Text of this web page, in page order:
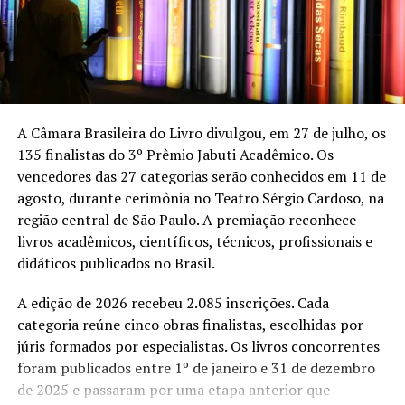
Essa participação é parte da essência do mamulengo. O
boneco não se limita a repetir um roteiro fechado. Ele
conversa, provoca, canta, responde e transforma cada
reação da plateia em matéria para a cena. A tolda,
os personagens, vira uma espécie de mundo em
miniatura. É dali que surgem figuras populares capazes
de tratar, com humor e confronto, de assuntos como
autoridade, desigualdade, sobrevivência, solidariedade e
resistência.
O formato adotado pelo Mamulengo Circuladô mistura
sessão, Chico Simões vai conversar com o público sobre
a fabricação dos bonecos, a criação dos personagens e a
transmissão dos conhecimentos entre mestres e
aprendizes. A proposta leva para o centro da conversa
um saber que sobreviveu principalmente pela oralidade,
A Câmara Brasileira do Livro divulgou, em 27 de julho, os
135 finalistas do 3º Prêmio Jabuti Acadêmico. Os
vencedores das 27 categorias serão conhecidos em 11 de
agosto, durante cerimônia no Teatro Sérgio Cardoso, na
região central de São Paulo. A premiação reconhece
livros acadêmicos, científicos, técnicos, profissionais e
didáticos publicados no Brasil.
A edição de 2026 recebeu 2.085 inscrições. Cada
categoria reúne cinco obras finalistas, escolhidas por
júris formados por especialistas. Os livros concorrentes
foram publicados entre 1º de janeiro e 31 de dezembro
de 2025 e passaram por uma etapa anterior que